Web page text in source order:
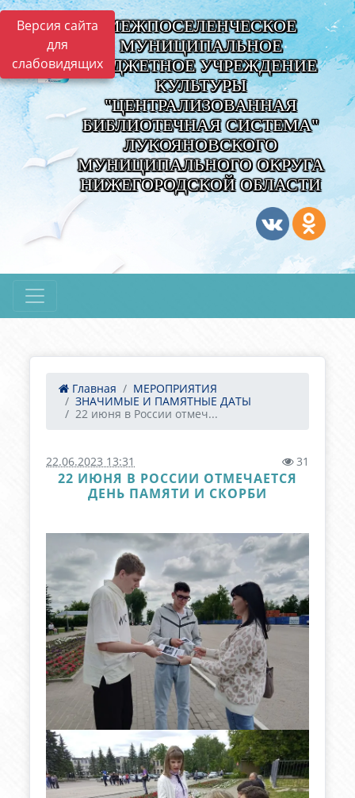
Версия сайта
для
слабовидящих
МЕЖПОСЕЛЕНЧЕСКОЕ
МУНИЦИПАЛЬНОЕ
БЮДЖЕТНОЕ УЧРЕЖДЕНИЕ
КУЛЬТУРЫ
"ЦЕНТРАЛИЗОВАННАЯ
БИБЛИОТЕЧНАЯ СИСТЕМА"
ЛУКОЯНОВСКОГО
МУНИЦИПАЛЬНОГО ОКРУГА
НИЖЕГОРОДСКОЙ ОБЛАСТИ
Главная
МЕРОПРИЯТИЯ
ЗНАЧИМЫЕ И ПАМЯТНЫЕ ДАТЫ
22 июня в России отмеч...
22.06.2023 13:31 31
22 ИЮНЯ В РОССИИ ОТМЕЧАЕТСЯ
ДЕНЬ ПАМЯТИ И СКОРБИ